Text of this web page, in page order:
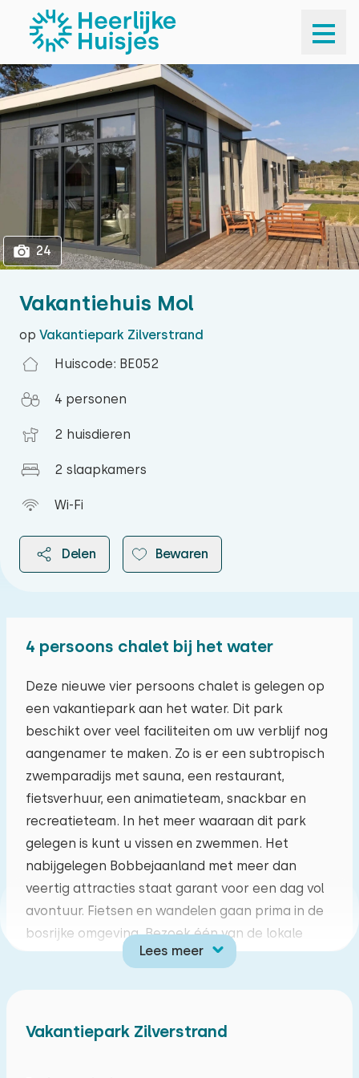
1
Vakantiehuis Mol
op Vakantiepark Zilverstrand
Huiscode: BE052
4 personen
2 huisdieren
2 slaapkamers
Wi-Fi
Delen Bewaren
24
4 persoons chalet bij het water
Deze nieuwe vier persoons chalet is gelegen op
een vakantiepark aan het water. Dit park
beschikt over veel faciliteiten om uw verblijf nog
aangenamer te maken. Zo is er een subtropisch
zwemparadijs met sauna, een restaurant,
fietsverhuur, een animatieteam, snackbar en
recreatieteam. In het meer waaraan dit park
gelegen is kunt u vissen en zwemmen. Het
nabijgelegen Bobbejaanland met meer dan
veertig attracties staat garant voor een dag vol
avontuur. Fietsen en wandelen gaan prima in de
bosrijke omgeving. Bezoek één van de lokale
abdijen en proef de lokale bieren.
Deze mooie chalet heeft een gezellige
keuken is voorzien van een vaatwasser, koelkast,
Lees meer
augustus 2026
do za
27 28 29 30 31 01
03 04 05 06 07 08 09
10 11 12 13 14 15
17 18 19 20 21 22 23
Vakantiepark Zilverstrand